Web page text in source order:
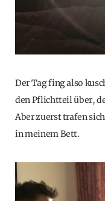
Der Tag fing also
den Pflichtteil über,
Aber zuerst trafen
in meinem Bett.